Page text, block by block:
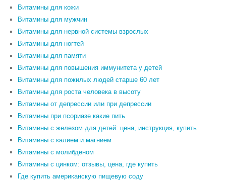
Витамины для кожи
Витамины для мужчин
Витамины для нервной системы взрослых
Витамины для ногтей
Витамины для памяти
Витамины для повышения иммунитета у детей
Витамины для пожилых людей старше 60 лет
Витамины для роста человека в высоту
Витамины от депрессии или при депрессии
Витамины при псориазе какие пить
Витамины с железом для детей: цена, инструкция, купить
Витамины с калием и магнием
Витамины с молибденом
Витамины с цинком: отзывы, цена, где купить
Где купить американскую пищевую соду